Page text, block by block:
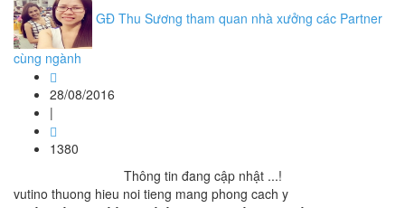
GĐ Thu Sương tham quan nhà xưởng các Partner
cùng ngành
28/08/2016
|
1380
Thông tin đang cập nhật ...!
vutino thuong hieu noi tieng mang phong cach y